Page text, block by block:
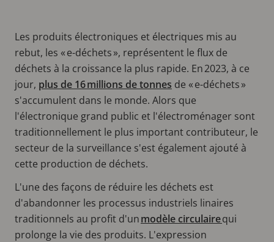
Les produits électroniques et électriques mis au
rebut, les « e-déchets », représentent le flux de
déchets à la croissance la plus rapide. En 2023, à ce
jour, plus de 16 millions de tonnes de « e-déchets »
s'accumulent dans le monde. Alors que
l'électronique grand public et l'électroménager sont
traditionnellement le plus important contributeur, le
secteur de la surveillance s'est également ajouté à
cette production de déchets.
L'une des façons de réduire les déchets est
d'abandonner les processus industriels linaires
traditionnels au profit d'unmodèle circulairequi
prolonge la vie des produits. L'expression